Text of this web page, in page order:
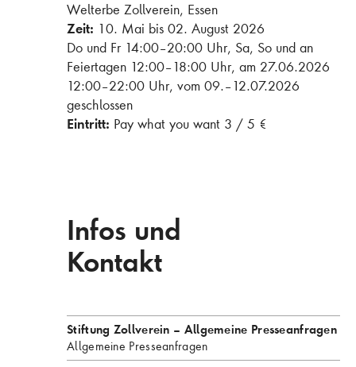
Welterbe Zollverein, Essen
Zeit: 10. Mai bis 02. August 2026
Do und Fr 14:00–20:00 Uhr, Sa, So und an
Feiertagen 12:00–18:00 Uhr, am 27.06.2026
12:00–22:00 Uhr, vom 09.–12.07.2026
geschlossen
Eintritt: Pay what you want 3 / 5 €
Infos und
Kontakt
Stiftung Zollverein – Allgemeine Presseanfragen
Allgemeine Presseanfragen